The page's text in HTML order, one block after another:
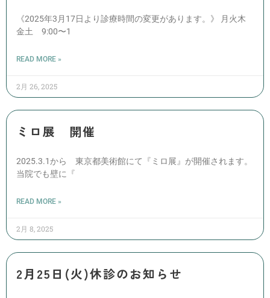
《2025年3月17日より診療時間の変更があります。》 月火木
金土 9:00〜1
READ MORE »
2月 26, 2025
ミロ展 開催
2025.3.1から 東京都美術館にて『ミロ展』が開催されます。
当院でも壁に『
READ MORE »
2月 8, 2025
2月25日(火)休診のお知らせ